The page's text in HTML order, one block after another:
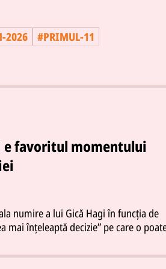
2026 #PRIMUL-11
e favoritul momentului
numire a lui Gică Hagi în funcția de
mai înțeleaptă decizie” pe care o
a fost internat timp de o săptămână la